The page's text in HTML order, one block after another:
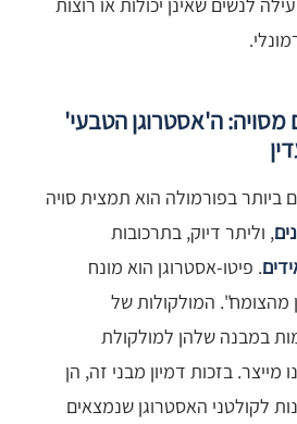
לנשים שאינן יכולות או רוצות
מסויה: ה'אסטרוגן הטבעי'
ביותר בפורמולה הוא תמצית סויה
, וליתר דיוק, בתרכובות
. פיטו-אסטרוגן הוא מונח
מהצומח". המולקולות של
במבנה שלהן למולקולת
מייצר. בזכות דמיון מבני זה, הן
לקולטני האסטרוגן שנמצאים